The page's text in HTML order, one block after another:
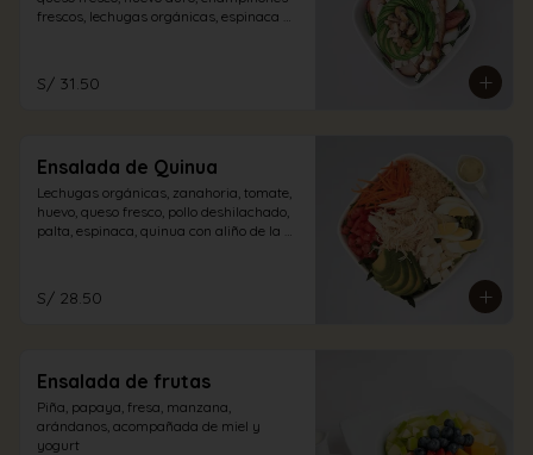
frescos, lechugas orgánicas, espinaca
S/ 31.50
Ensalada de Quinua
Lechugas orgánicas, zanahoria, tomate,
huevo, queso fresco, pollo deshilachado,
palta, espinaca, quinua con aliño de la
S/ 28.50
Ensalada de frutas
Piña, papaya, fresa, manzana,
arándanos, acompañada de miel y
yogurt